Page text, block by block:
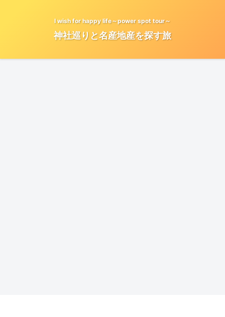
I wish for happy life～power spot tour～
神社巡りと名産地産を探す旅